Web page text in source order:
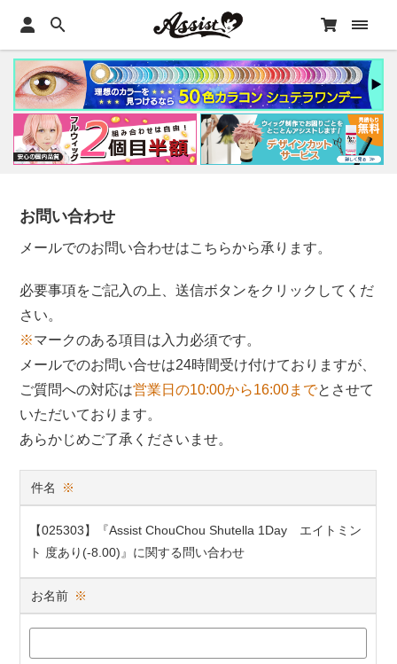
お問い合わせ
メールでのお問い合わせはこちらから承ります。
必要事項をご記入の上、送信ボタンをクリックしてくだ
さい。
※マークのある項目は入力必須です。
メールでのお問い合せは24時間受け付けておりますが、
ご質問への対応は営業日の10:00から16:00までとさせて
いただいております。
あらかじめご了承くださいませ。
件名 ※
【025303】『Assist ChouChou Shutella 1Day エイトミン
ト 度あり(-8.00)』に関する問い合わせ
お名前 ※